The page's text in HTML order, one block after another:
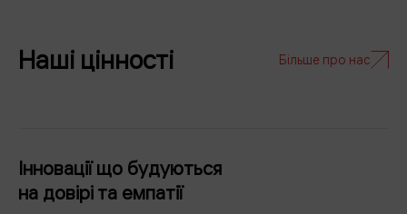
Наші цінності Більше про нас
Інновації що будуються
на довірі та емпатії